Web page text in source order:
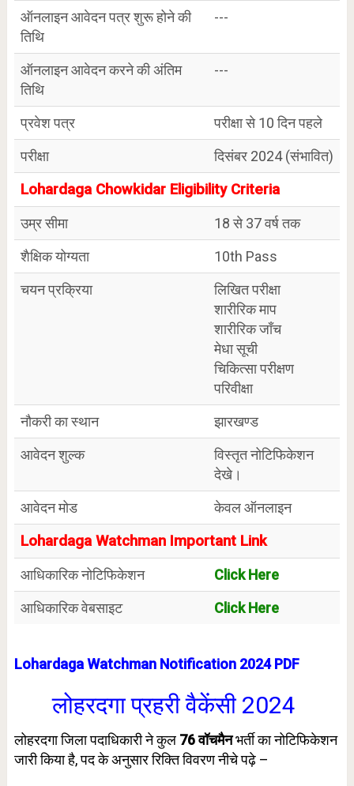
ऑनलाइन आवेदन पत्र शुरू होने की
तिथि
---
ऑनलाइन आवेदन करने की अंतिम
तिथि
---
प्रवेश पत्र
परीक्षा से 10 दिन पहले
परीक्षा
दिसंबर 2024 (संभावित)
Lohardaga Chowkidar Eligibility Criteria
उम्र सीमा
18 से 37 वर्ष तक
शैक्षिक योग्यता
10th Pass
चयन प्रक्रिया
लिखित परीक्षा
शारीरिक माप
शारीरिक जाँच
मेधा सूची
चिकित्सा परीक्षण
परिवीक्षा
नौकरी का स्थान
झारखण्ड
आवेदन शुल्क
विस्तृत नोटिफिकेशन
देखे।
आवेदन मोड
केवल ऑनलाइन
Lohardaga Watchman Important Link
आधिकारिक नोटिफिकेशन
Click Here
आधिकारिक वेबसाइट
Click Here
Lohardaga Watchman Notification 2024 PDF
लोहरदगा प्रहरी वैकेंसी 2024
लोहरदगा जिला पदाधिकारीने कुल 76वॉचमैनभर्ती का नोटिफिकेशन
जारी किया है,पद के अनुसार रिक्ति विवरण नीचे पढ़े –